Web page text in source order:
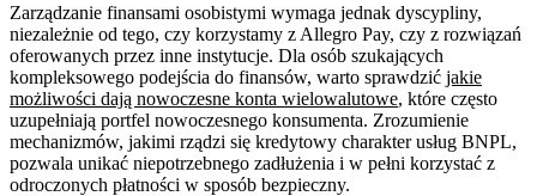
Zarządzanie finansami osobistymi wymaga jednak dyscypliny,
niezależnie od tego, czy korzystamy z Allegro Pay, czy z rozwiązań
oferowanych przez inne instytucje. Dla osób szukających
kompleksowego podejścia do finansów, warto sprawdzić jakie
możliwości dają nowoczesne konta wielowalutowe, które często
uzupełniają portfel nowoczesnego konsumenta. Zrozumienie
mechanizmów, jakimi rządzi się kredytowy charakter usług BNPL,
pozwala unikać niepotrzebnego zadłużenia i w pełni korzystać z
odroczonych płatności w sposób bezpieczny.